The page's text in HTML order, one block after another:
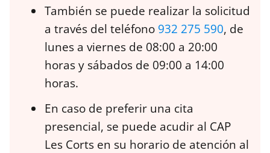
También se puede realizar la solicitud
a través del teléfono 932 275 590, de
lunes a viernes de 08:00 a 20:00
horas y sábados de 09:00 a 14:00
horas.
En caso de preferir una cita
presencial, se puede acudir al CAP
Les Corts en su horario de atención al